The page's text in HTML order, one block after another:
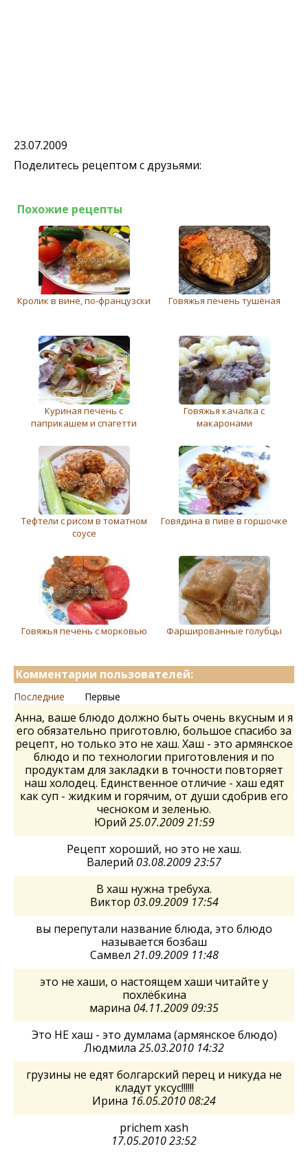
23.07.2009
Поделитесь рецептом с друзьями:
Похожие рецепты
Кролик в вине, по-французски Говяжья печень тушёная
Куриная печень с
паприкашем и спагетти
Говяжья качалка с
макаронами
Тефтели с рисом в томатном
соусе
Говядина в пиве в горшочке
Говяжья печень с морковью Фаршированные голубцы
Комментарии пользователей:
Последние Первые
Анна, ваше блюдо должно быть очень вкусным и я
его обязательно приготовлю, большое спасибо за
рецепт, но только это не хаш. Хаш - это армянское
блюдо и по технологии приготовления и по
продуктам для закладки в точности повторяет
наш холодец. Единственное отличие - хаш едят
как суп - жидким и горячим, от души сдобрив его
чесноком и зеленью.
Юрий 25.07.2009 21:59
Рецепт хороший, но это не хаш.
Валерий 03.08.2009 23:57
В хаш нужна требуха.
Виктор 03.09.2009 17:54
вы перепутали название блюда, это блюдо
называется бозбаш
Самвел 21.09.2009 11:48
это не хаши, о настоящем хаши читайте у
похлёбкина
марина 04.11.2009 09:35
Это НЕ хаш - это думлама (армянское блюдо)
Людмила 25.03.2010 14:32
грузины не едят болгарский перец и никуда не
кладут уксус!!!!!!
Ирина 16.05.2010 08:24
prichem xash
17.05.2010 23:52